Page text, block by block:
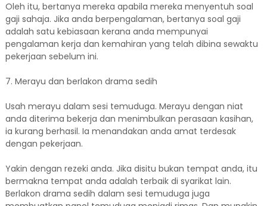
Oleh itu, bertanya mereka apabila mereka menyentuh soal
gaji sahaja. Jika anda berpengalaman, bertanya soal gaji
adalah satu kebiasaan kerana anda mempunyai
pengalaman kerja dan kemahiran yang telah dibina sewaktu
pekerjaan sebelum ini.
7. Merayu dan berlakon drama sedih
Usah merayu dalam sesi temuduga. Merayu dengan niat
anda diterima bekerja dan menimbulkan perasaan kasihan,
ia kurang berhasil. Ia menandakan anda amat terdesak
dengan pekerjaan.
Yakin dengan rezeki anda. Jika disitu bukan tempat anda, itu
bermakna tempat anda adalah terbaik di syarikat lain.
Berlakon drama sedih dalam sesi temuduga juga